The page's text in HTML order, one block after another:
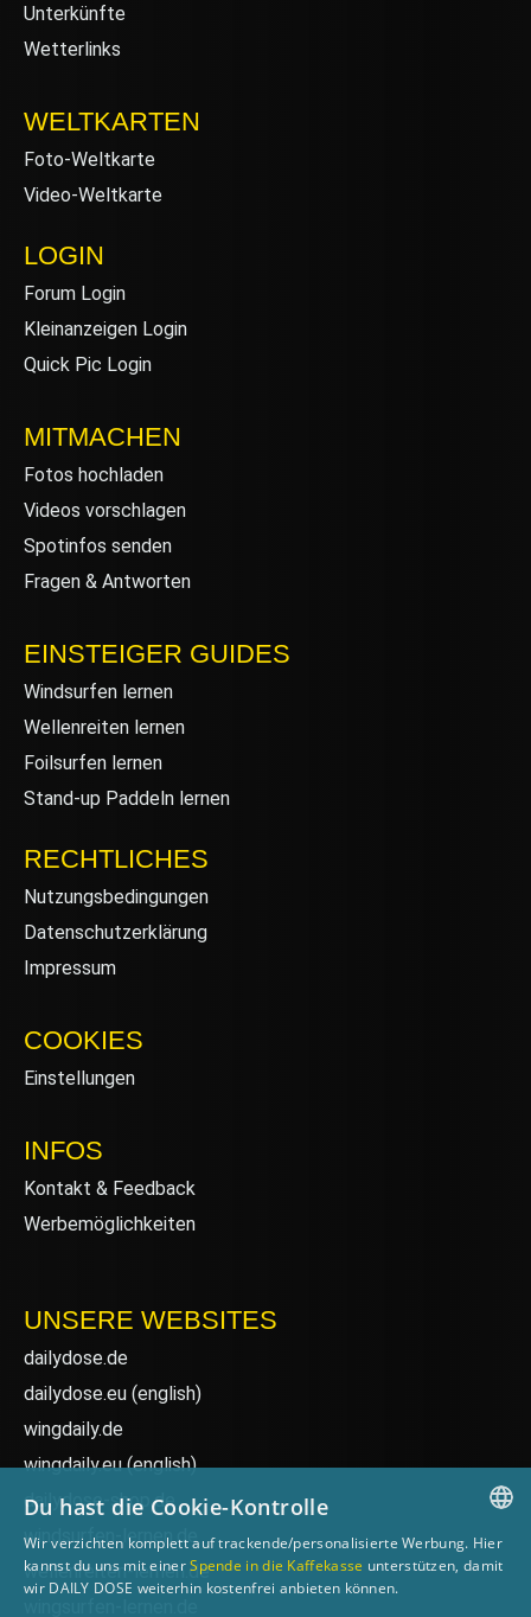
Unterkünfte
Wetterlinks
WELTKARTEN
Foto-Weltkarte
Video-Weltkarte
LOGIN
Forum Login
Kleinanzeigen Login
Quick Pic Login
MITMACHEN
Fotos hochladen
Videos vorschlagen
Spotinfos senden
Fragen & Antworten
EINSTEIGER GUIDES
Windsurfen lernen
Wellenreiten lernen
Foilsurfen lernen
Stand-up Paddeln lernen
RECHTLICHES
Nutzungsbedingungen
Datenschutzerklärung
Impressum
COOKIES
Einstellungen
INFOS
Kontakt & Feedback
Werbemöglichkeiten
UNSERE WEBSITES
dailydose.de
dailydose.eu (english)
wingdaily.de
wingdaily.eu(english)
dailydose-shop.de
windsurfen-lernen.de
wellenreiten-lernen.de
GERMAN
Du hast die Cookie-Kontrolle
Wir verzichten komplett auf trackende/personalisierte Werbung. Hier
kannst du uns mit einerSpende in die Kaffekasse unterstützen, damit
wir DAILY DOSE weiterhin kostenfrei anbieten können.